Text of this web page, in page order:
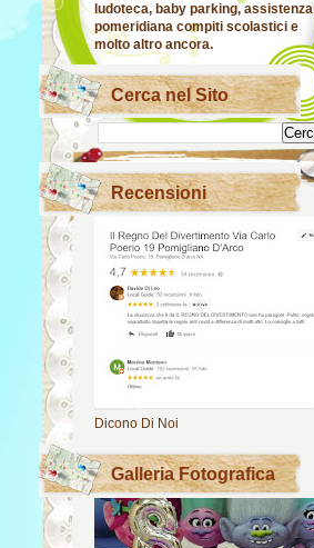
ludoteca, baby parking, assistenza
pomeridiana compiti scolastici e
molto altro ancora.
Cerca nel Sito
Recensioni
Dicono Di Noi
Galleria Fotografica